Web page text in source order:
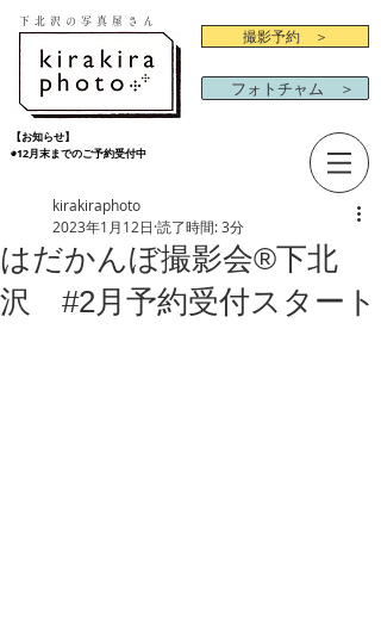
下北沢の写真屋さん
撮影予約 ＞
フォトチャム ＞
【お知らせ】
◉12月末までのご予約受付中
はだかんぼ撮影会®︎下北
沢 #2月予約受付スタート
kirakiraphoto
2023年1月12日 読了時間: 3分